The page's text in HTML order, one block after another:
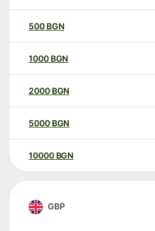
500 BGN
1000 BGN
2000 BGN
5000 BGN
10000 BGN
GBP